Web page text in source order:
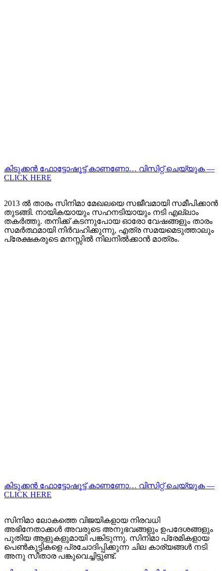
കിടുക്കന്‍ ഫോട്ടോഷൂട്ട്‌ കാണണോ… വിസിറ്റ് ചെയ്യുക —
CLICK HERE
2013 ൽ താരം സിനിമാ മേഖലയെ സജീവമായി സമീപിക്കാൻ
തുടങ്ങി. നായികയായും സഹനടിയായും നടി എല്ലാം
തകർത്തു. തനിക്ക് കടന്നുപോയ ഓരോ വേഷങ്ങളും താരം
സമർത്ഥമായി നിർവഹിക്കുന്നു, എത്ര സമയമെടുത്താലും
പ്രേക്ഷകരുടെ മനസ്സിൽ നിലനിൽക്കാൻ മാത്രം.
കിടുക്കന്‍ ഫോട്ടോഷൂട്ട്‌ കാണണോ… വിസിറ്റ് ചെയ്യുക —
CLICK HERE
സിനിമാ ലോകത്തെ വിജയികളായ നിരവധി
അഭിനേതാക്കൾ അവരുടെ അനുഭവങ്ങളും ഉപദേശങ്ങളും
പുതിയ ആളുകളുമായി പങ്കിടുന്നു. സിനിമാ പ്രേമികളായ
പെൺകുട്ടികളെ പ്രചോദിപ്പിക്കുന്ന ചില കാര്യങ്ങൾ നടി
അനു സീതാര പങ്കുവെച്ചിട്ടുണ്ട്.